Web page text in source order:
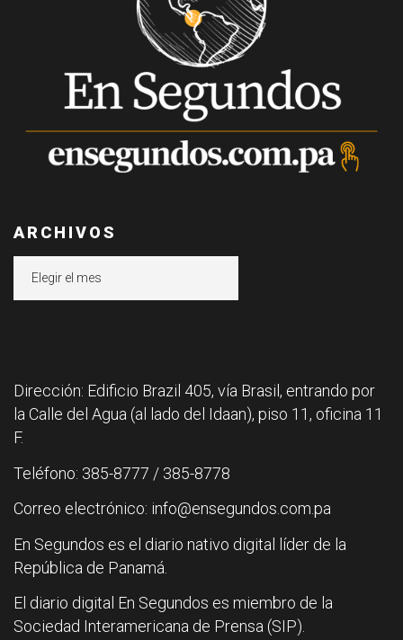
ARCHIVOS
Dirección: Edificio Brazil 405, vía Brasil, entrando por
la Calle del Agua (al lado del Idaan), piso 11, oficina 11
F.
Teléfono: 385-8777 / 385-8778
Correo electrónico: info@ensegundos.com.pa
En Segundos es el diario nativo digital líder de la
República de Panamá.
El diario digital En Segundos es miembro de la
Sociedad Interamericana de Prensa (SIP).